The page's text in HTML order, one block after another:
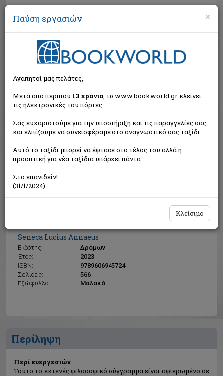
Αναζήτηση
Seneca Lucius Annaeus
Εκδότης:
Δρόμων
Έτος:
2023
ISBN:
9789606945724
Σελίδες:
566
Εξώφυλλο:
Μαλακό
Η τιμή μας:€17,17
Δεν υπάρχει δυνατότητα παραγγελίας
Περίληψη
Περί ευεργεσιών
Τούτο το εκτενές φιλοσοφικό σύγγραμμα είναι αφιερωμένο σε
×
Παύση εργασιών
Αγαπητοί μας πελάτες,
Μετά από περίπου 13 χρόνια, το www.bookworld.gr κλείνει
τις ηλεκτρονικές του πόρτες.
Σας ευχαριστούμε για την υποστήριξη και τις παραγγελίες σας
και ελπίζουμε να συνεισφέραμε στο αναγνωστικό σας ταξίδι.
Αυτό το ταξίδι μπορεί να έφτασε στο τέλος του αλλά η
προοπτική για νέα ταξίδια υπάρχει πάντα.
Στο επανιδείν!
(31/1/2024)
Κλείσιμο